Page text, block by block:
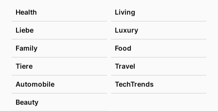
Health Living
Liebe Luxury
Family Food
Tiere Travel
Automobile TechTrends
Beauty